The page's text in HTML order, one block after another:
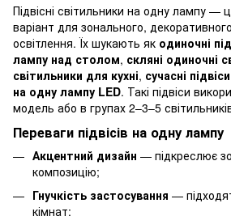
Підвісні світильники на одну лампу —
варіант для зонального,
освітлення. Їх шукають як одиночні
лампу над столом, скляні одиночні
світильники для кухні, сучасні
на одну лампу LED. Такі підвіси
модель або в групах 2–3–5
Переваги підвісів на одну лампу
Акцентний дизайн — підкреслює
композицію;
Гнучкість застосування —
кімнат;